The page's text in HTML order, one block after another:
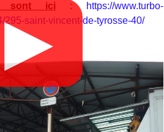
sont ici : https://www.turbo-
295-saint-vincent-de-tyrosse-40/